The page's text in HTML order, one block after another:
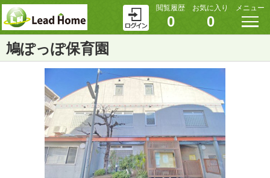
閲覧履歴
0
お気に入り
0
メニュー
鳩ぽっぽ保育園